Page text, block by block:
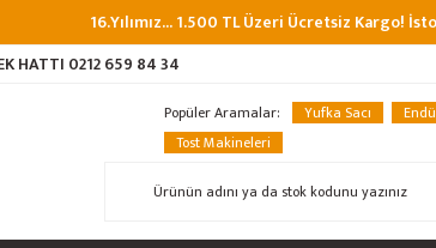
16.Yılımız... 1.500 TL Üzeri Ücretsiz Kargo!
HATTI 0212 659 84 34
Popüler Aramalar: Yufka Sacı
Tost Makineleri